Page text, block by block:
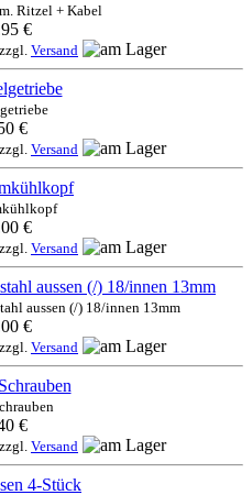
Ritzel + Kabel
€
Versand
€
Versand
€
Versand
aussen (/) 18/innen 13mm
€
Versand
€
Versand